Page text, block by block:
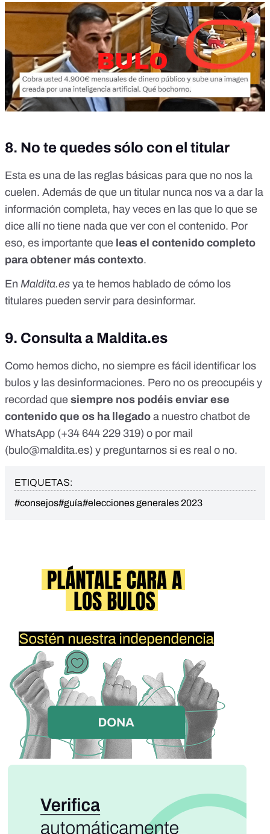
8. No te quedes sólo con el titular
Esta es una de las reglas básicas para que no nos la
cuelen. Además de que un titular nunca nos va a dar la
información completa, hay veces en las que lo que se
dice allí no tiene nada que ver con el contenido. Por
eso, es importante que leas el contenido completo
para obtener más contexto.
En Maldita.es ya te hemos hablado de cómo los
titulares pueden servir para desinformar.
9. Consulta a Maldita.es
Como hemos dicho, no siempre es fácil identificar los
bulos y las desinformaciones. Pero no os preocupéis y
recordad que siempre nos podéis enviar ese
contenido que os ha llegado a nuestro chatbot de
WhatsApp (+34 644 229 319) o por mail
(bulo@maldita.es) y preguntarnos si es real o no.
ETIQUETAS:
#consejos#guía#elecciones generales 2023